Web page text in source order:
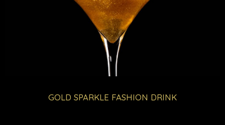
GOLD SPARKLE FASHION DRINK